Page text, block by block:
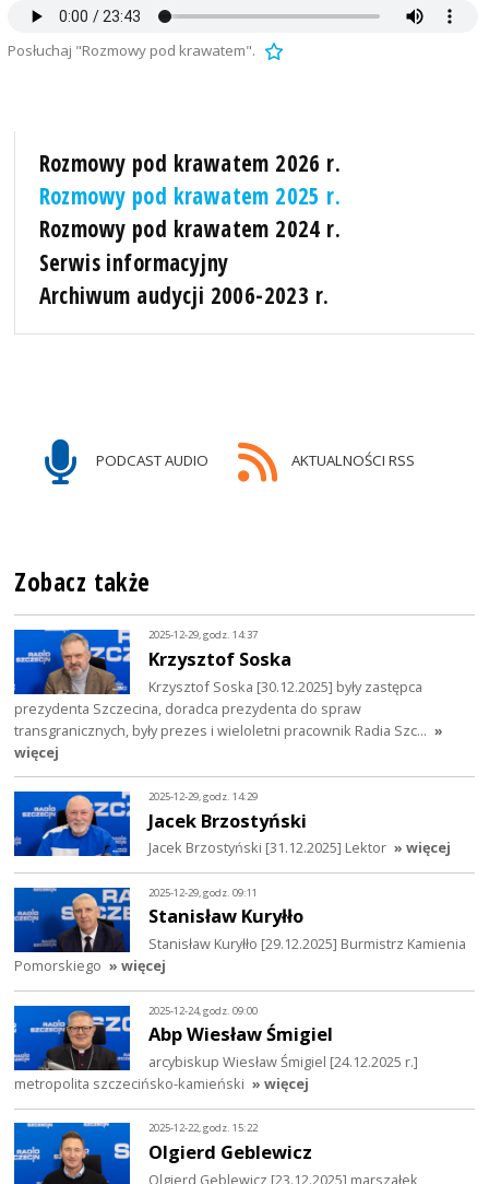
Posłuchaj "Rozmowy pod krawatem".
Rozmowy pod krawatem 2026 r.
Rozmowy pod krawatem 2025 r.
Rozmowy pod krawatem 2024 r.
Serwis informacyjny
Archiwum audycji 2006-2023 r.
PODCAST AUDIO AKTUALNOŚCI RSS
Zobacz także
2025-12-29, godz. 14:37
Krzysztof Soska
Krzysztof Soska [30.12.2025] były zastępca
prezydenta Szczecina, doradca prezydenta do spraw
transgranicznych, były prezes i wieloletni pracownik Radia Szc… »
więcej
2025-12-29, godz. 14:29
Jacek Brzostyński
Jacek Brzostyński [31.12.2025] Lektor » więcej
2025-12-29, godz. 09:11
Stanisław Kuryłło
Stanisław Kuryłło [29.12.2025] Burmistrz Kamienia
Pomorskiego » więcej
2025-12-24, godz. 09:00
Abp Wiesław Śmigiel
arcybiskup Wiesław Śmigiel [24.12.2025 r.]
metropolita szczecińsko-kamieński » więcej
2025-12-22, godz. 15:22
Olgierd Geblewicz
Olgierd Geblewicz [23.12.2025] marszałek